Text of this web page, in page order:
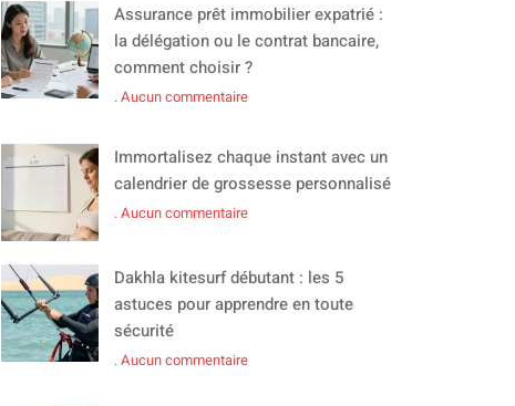
Assurance prêt immobilier expatrié :
la délégation ou le contrat bancaire,
comment choisir ?
Aucun commentaire
Immortalisez chaque instant avec un
calendrier de grossesse personnalisé
Aucun commentaire
Dakhla kitesurf débutant : les 5
astuces pour apprendre en toute
sécurité
Aucun commentaire